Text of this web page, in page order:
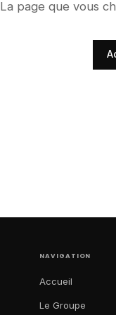
La page que vous
NAVIGATION
Accueil
Le Groupe